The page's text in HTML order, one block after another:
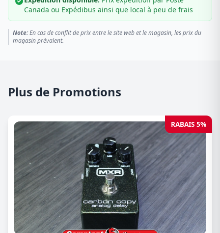
Canada ou Expédibus ainsi que local à peu de frais
Note:En cas de conflit de prix entre le site web et le magasin, les prix du
magasin prévalent.
Plus de Promotions
RABAIS 5%